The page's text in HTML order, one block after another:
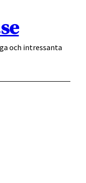
och intressanta